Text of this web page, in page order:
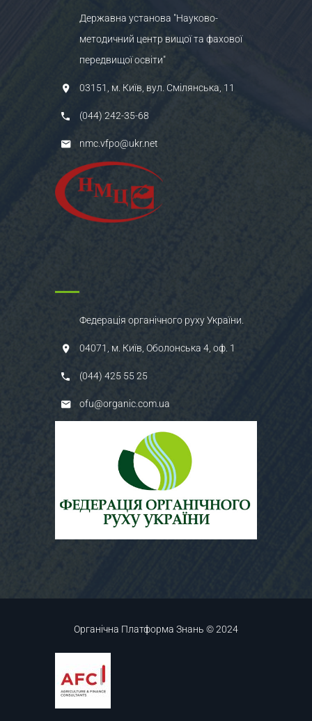
Державна установа "Науково-
методичний центр вищої та фахової
передвищої освіти"
03151, м. Київ, вул. Смілянська, 11
(044) 242-35-68
nmc.vfpo@ukr.net
Федерація органічного руху України.
04071, м. Київ, Оболонська 4, оф. 1
(044) 425 55 25
ofu@organic.com.ua
Органічна Платформа Знань © 2024